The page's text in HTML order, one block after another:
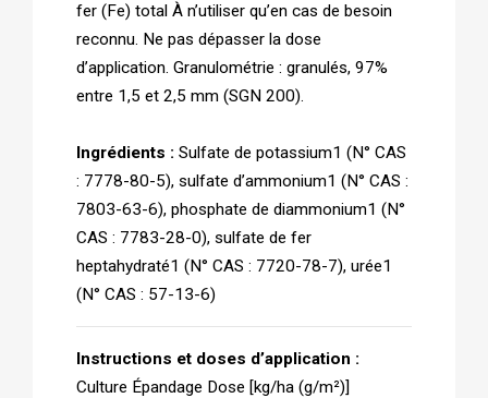
fer (Fe) total À n’utiliser qu’en cas de besoin
reconnu. Ne pas dépasser la dose
d’application. Granulométrie : granulés, 97%
entre 1,5 et 2,5 mm (SGN 200).
Ingrédients : Sulfate de potassium1 (N° CAS
: 7778-80-5), sulfate d’ammonium1 (N° CAS :
7803-63-6), phosphate de diammonium1 (N°
CAS : 7783-28-0), sulfate de fer
heptahydraté1 (N° CAS : 7720-78-7), urée1
(N° CAS : 57-13-6)
Instructions et doses d’application :
Culture Épandage Dose [kg/ha (g/m²)]